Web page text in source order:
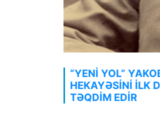
“YENİ YOL”
HEKAYƏSİNİ İLK
TƏQDİM EDİR